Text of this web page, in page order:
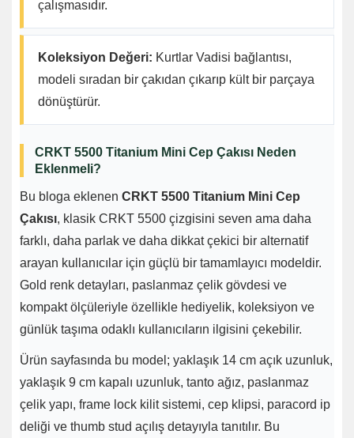
çalışmasıdır.
Koleksiyon Değeri: Kurtlar Vadisi bağlantısı,
modeli sıradan bir çakıdan çıkarıp kült bir parçaya
dönüştürür.
CRKT 5500 Titanium Mini Cep Çakısı Neden
Eklenmeli?
Bu bloga eklenen CRKT 5500 Titanium Mini Cep
Çakısı, klasik CRKT 5500 çizgisini seven ama daha
farklı, daha parlak ve daha dikkat çekici bir alternatif
arayan kullanıcılar için güçlü bir tamamlayıcı modeldir.
Gold renk detayları, paslanmaz çelik gövdesi ve
kompakt ölçüleriyle özellikle hediyelik, koleksiyon ve
günlük taşıma odaklı kullanıcıların ilgisini çekebilir.
Ürün sayfasında bu model; yaklaşık 14 cm açık uzunluk,
yaklaşık 9 cm kapalı uzunluk, tanto ağız, paslanmaz
çelik yapı, frame lock kilit sistemi, cep klipsi, paracord ip
deliği ve thumb stud açılış detayıyla tanıtılır. Bu